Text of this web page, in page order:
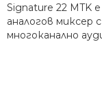
Signature 22 MTK
аналогов миксер
многоканално